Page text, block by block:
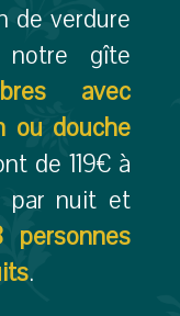
de verdure
gîte
avec
ou douche
de 119€ à
par nuit et
personnes
.